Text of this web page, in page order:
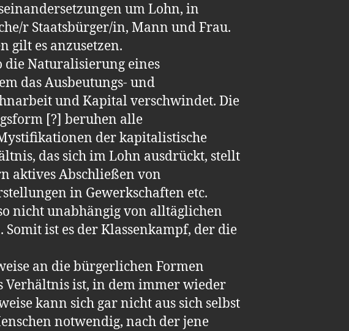
um Lohn, in
r Staatsbürger/in, Mann und Frau.
gilt es anzusetzen.
die Naturalisierung eines
das Ausbeutungs- und
und Kapital verschwindet. Die
[?] beruhen alle
der kapitalistische
das sich im Lohn ausdrückt, stellt
aktives Abschließen von
in Gewerkschaften etc.
nicht unabhängig von alltäglichen
ist es der Klassenkampf, der die
an die bürgerlichen Formen
Verhältnis ist, in dem immer wieder
kann sich gar nicht aus sich selbst
notwendig, nach der jene